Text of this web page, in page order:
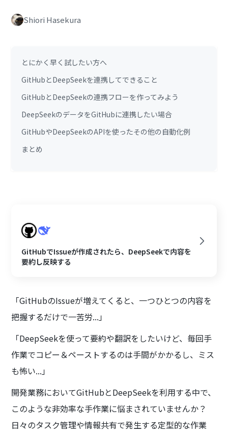
Shiori Hasekura
とにかく早く試したい方へ
GitHubとDeepSeekを連携してできること
GitHubとDeepSeekの連携フローを作ってみよう
DeepSeekのデータをGitHubに連携したい場合
GitHubやDeepSeekのAPIを使ったその他の自動化例
まとめ
GitHubでIssueが作成されたら、DeepSeekで内容を
要約し反映する
「GitHubのIssueが増えてくると、一つひとつの内容を
把握するだけで一苦労...」
「DeepSeekを使って要約や翻訳をしたいけど、毎回手
作業でコピー＆ペーストするのは手間がかかるし、ミス
も怖い...」
開発業務においてGitHubとDeepSeekを利用する中で、
このような非効率な手作業に悩まされていませんか？
日々のタスク管理や情報共有で発生する定型的な作業